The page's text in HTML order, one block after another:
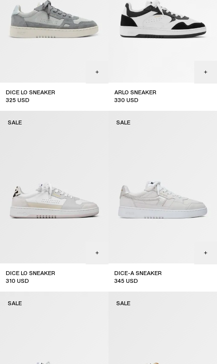
DICE LO SNEAKER
325 USD
ARLO SNEAKER
330 USD
DICE LO SNEAKER
310 USD
SALE
DICE-A SNEAKER
345 USD
SALE
SALE SALE